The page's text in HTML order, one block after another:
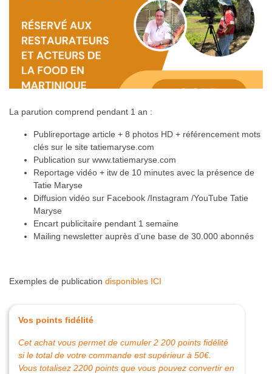
La parution comprend pendant 1 an :
Publireportage article + 8 photos HD + référencement mots
clés sur le site tatiemaryse.com
Publication sur www.tatiemaryse.com
Reportage vidéo + itw de 10 minutes avec la présence de
Tatie Maryse
Diffusion vidéo sur Facebook /Instagram /YouTube Tatie
Maryse
Encart publicitaire pendant 1 semaine
Mailing newsletter auprès d’une base de 30.000 abonnés
Exemples de publication disponibles ICI
Vos points fidélité
Cet achat vous permet de cumuler 2 200 points fidélité
si le total de votre commande est supérieur à 50€.
Vous totalisez 2200 points que vous pouvez convertir en